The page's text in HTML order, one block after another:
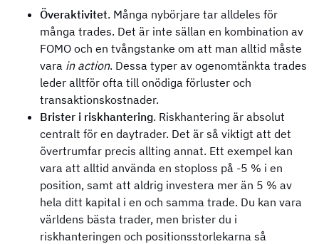
Överaktivitet. Många nybörjare tar alldeles för
många trades. Det är inte sällan en kombination av
FOMO och en tvångstanke om att man alltid måste
vara in action. Dessa typer av ogenomtänkta trades
leder alltför ofta till onödiga förluster och
transaktionskostnader.
Brister i riskhantering. Riskhantering är absolut
centralt för en daytrader. Det är så viktigt att det
övertrumfar precis allting annat. Ett exempel kan
vara att alltid använda en stoploss på -5 % i en
position, samt att aldrig investera mer än 5 % av
hela ditt kapital i en och samma trade. Du kan vara
världens bästa trader, men brister du i
riskhanteringen och positionsstorlekarna så